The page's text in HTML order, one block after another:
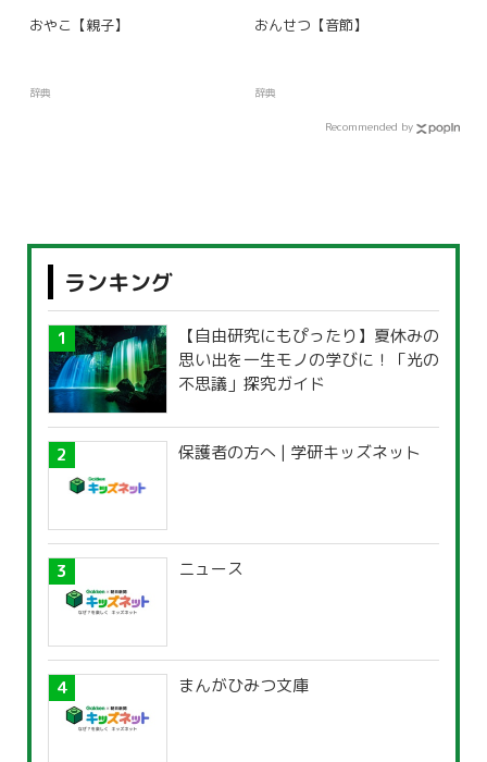
おやこ【親子】
辞典
おんせつ【音節】
辞典
Recommended by
ランキング
【自由研究にもぴったり】夏休みの
思い出を一生モノの学びに！「光の
不思議」探究ガイド
保護者の方へ | 学研キッズネット
ニュース
まんがひみつ文庫